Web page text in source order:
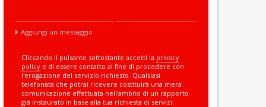
Aggiungi un messaggio
Cliccando il pulsante sottostante accetti la privacy
policy e di essere contatto al fine di procedere con
l'erogazione del servizio richiesto. Qualsiasi
telefonata che potrai ricevere costituirà una mera
comunicazione effettuata nell'ambito di un rapporto
già instaurato in base alla tua richiesta di servizi.